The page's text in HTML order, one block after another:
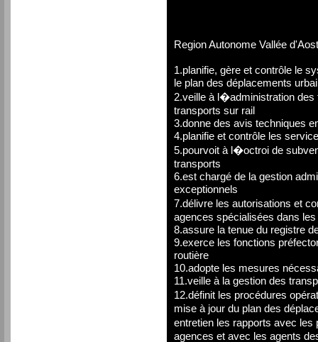
Region Autonome Vallée
1.planifie, gère et contrôle le
le plan des déplacements
2.veille à l�administration
transports sur rail
3.donne des avis techniques
4.planifie et contrôle les
5.pourvoit à l�octroi de
transports
6.est chargé de la gestion
exceptionnels
7.délivre les autorisations et
agences spécialisées dans
8.assure la tenue du registre
9.exerce les fonctions
routière
10.adopte les mesures
11.veille à la gestion des
12.définit les procédures
mise à jour du plan des
entretien les rapports avec
agences et avec les agents